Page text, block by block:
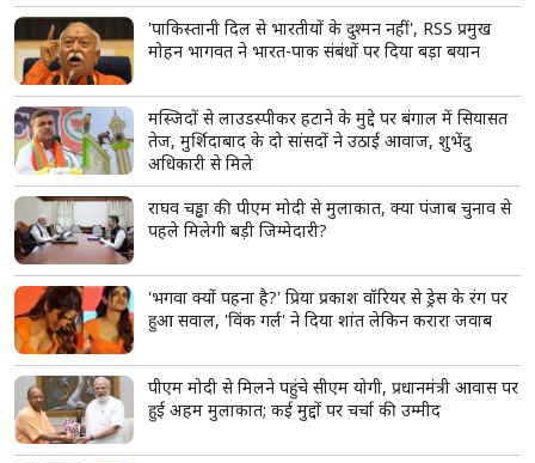
'पाकिस्तानी दिल से भारतीयों के दुश्मन नहीं', RSS प्रमुख
मोहन भागवत ने भारत-पाक संबंधों पर दिया बड़ा बयान
मस्जिदों से लाउडस्पीकर हटाने के मुद्दे पर बंगाल में सियासत
तेज, मुर्शिदाबाद के दो सांसदों ने उठाई आवाज, शुभेंदु
अधिकारी से मिले
राघव चड्ढा की पीएम मोदी से मुलाकात, क्या पंजाब चुनाव से
पहले मिलेगी बड़ी जिम्मेदारी?
'भगवा क्यों पहना है?' प्रिया प्रकाश वॉरियर से ड्रेस के रंग पर
हुआ सवाल, 'विंक गर्ल' ने दिया शांत लेकिन करारा जवाब
पीएम मोदी से मिलने पहुंचे सीएम योगी, प्रधानमंत्री आवास पर
हुई अहम मुलाकात; कई मुद्दों पर चर्चा की उम्मीद